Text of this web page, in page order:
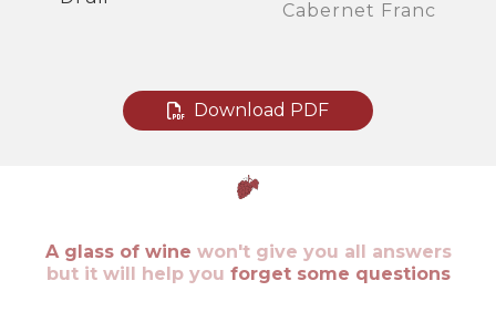
Cabernet Franc
Download PDF
A glass of wine won't give you all answers
but it will help you forget some questions